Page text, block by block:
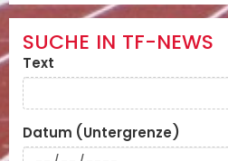
SUCHE IN TF-NEWS
Text
Datum (Untergrenze)